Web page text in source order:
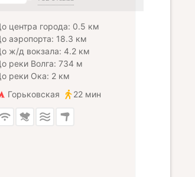
центра города: 0.5 км
аэропорта: 18.3 км
ж/д вокзала: 4.2 км
реки Волга: 734 м
реки Ока: 2 км
Горьковская
22 мин